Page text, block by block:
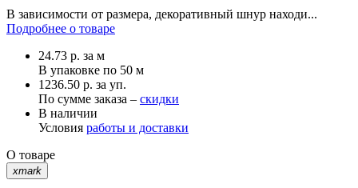
В зависимости от размера, декоративный шнур находи...
Подробнее о товаре
24.73 р. за м
В упаковке по 50 м
1236.50 р. за уп.
По сумме заказа – скидки
В наличии
Условия работы и доставки
О товаре
xmark